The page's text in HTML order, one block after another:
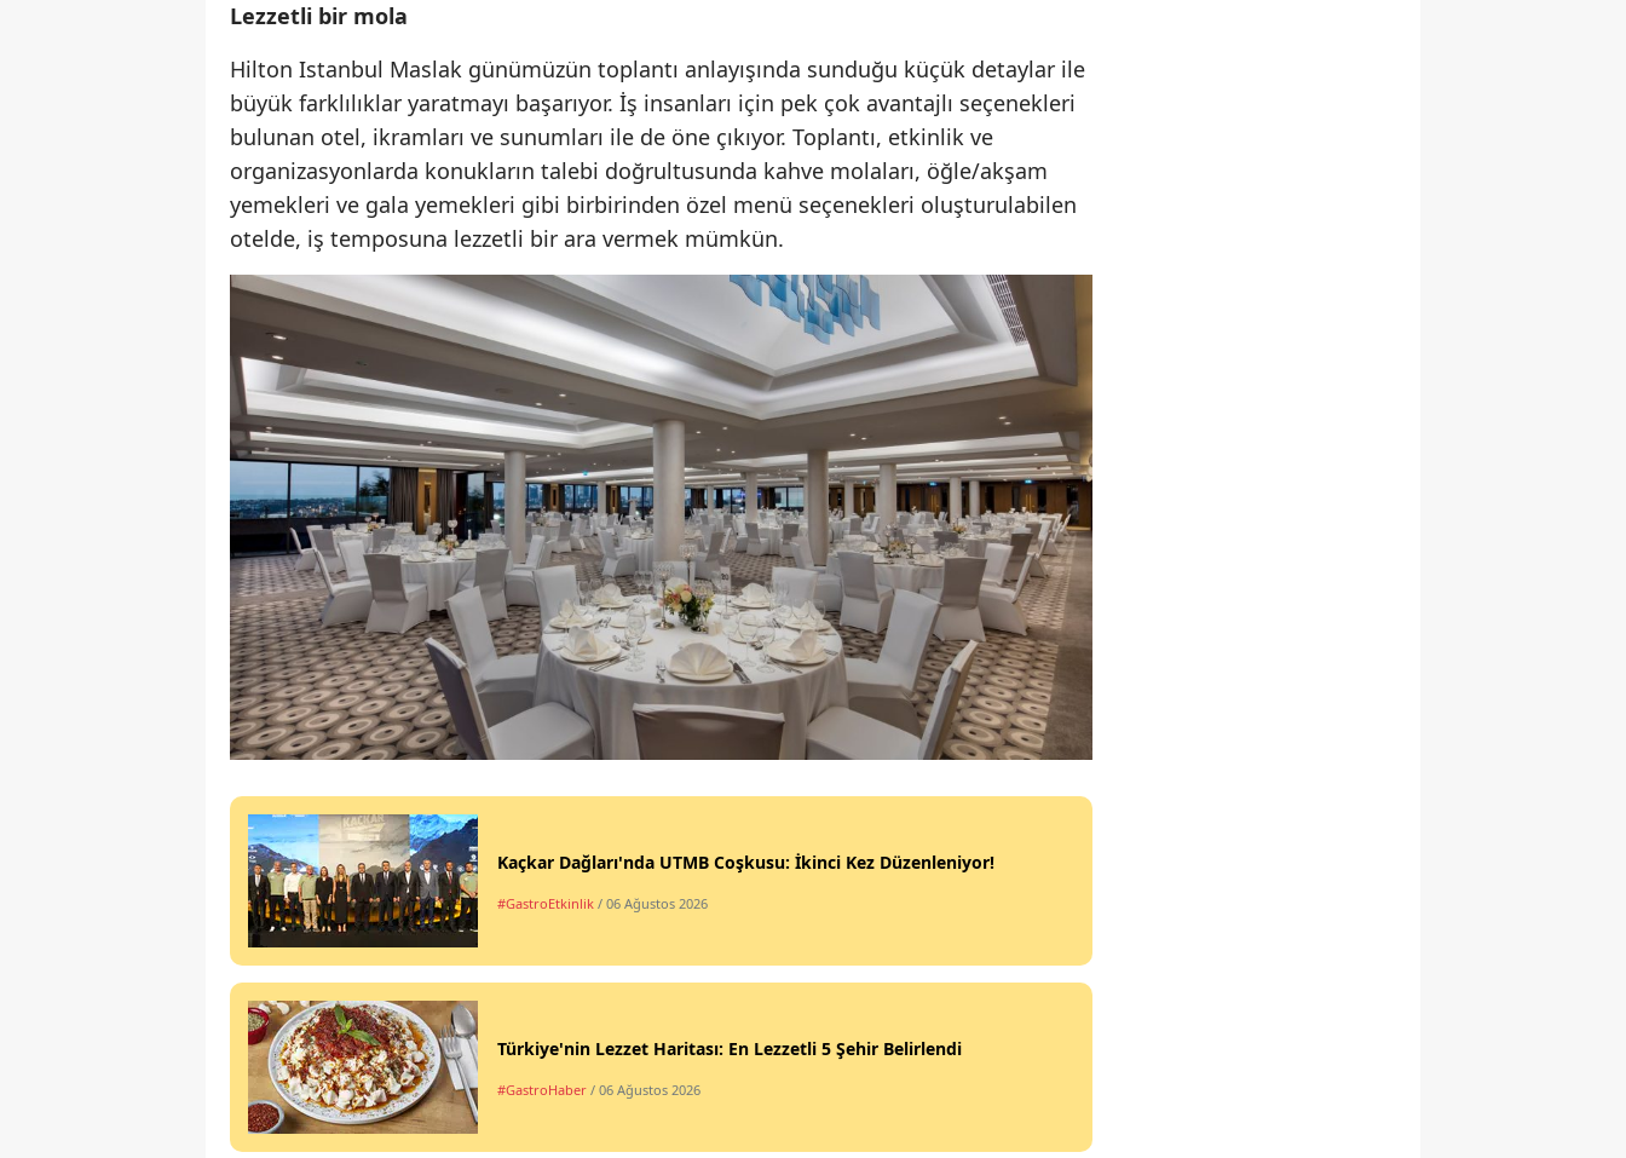
Lezzetli bir mola
Hilton Istanbul Maslak günümüzün toplantı anlayışında sunduğu küçük detaylar ile
büyük farklılıklar yaratmayı başarıyor. İş insanları için pek çok avantajlı seçenekleri
bulunan otel, ikramları ve sunumları ile de öne çıkıyor. Toplantı, etkinlik ve
organizasyonlarda konukların talebi doğrultusunda kahve molaları, öğle/akşam
yemekleri ve gala yemekleri gibi birbirinden özel menü seçenekleri oluşturulabilen
otelde, iş temposuna lezzetli bir ara vermek mümkün.
Kaçkar Dağları'nda UTMB Coşkusu: İkinci Kez Düzenleniyor!
#GastroEtkinlik / 06 Ağustos 2026
Türkiye'nin Lezzet Haritası: En Lezzetli 5 Şehir Belirlendi
#GastroHaber / 06 Ağustos 2026